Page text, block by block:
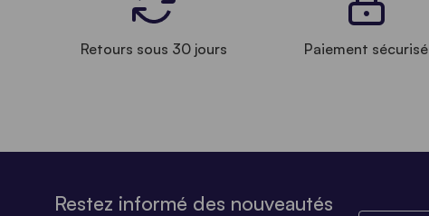
Retours sous 30 jours Paiement sécurisé
Restez informé des nouveautés